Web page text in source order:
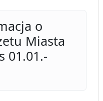
o
Miasta
01.01.-